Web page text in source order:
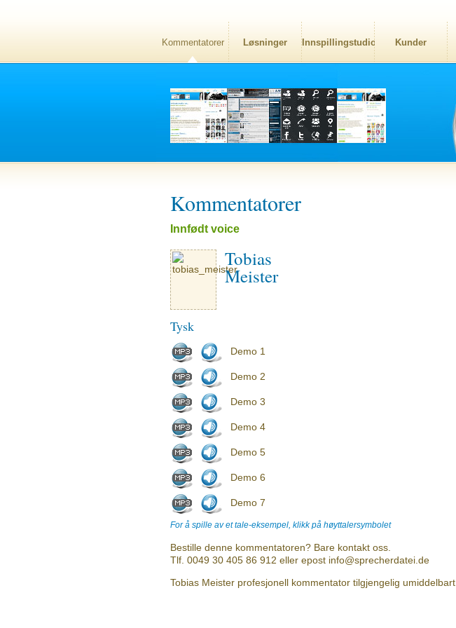
Kommentatorer Løsninger Innspillingstudio Kunder
Kommentatorer
Innfødt voice
Tobias
Meister
Tysk
Demo 1
Demo 2
Demo 3
Demo 4
Demo 5
Demo 6
Demo 7
For å spille av et tale-eksempel, klikk på høyttalersymbolet
Bestille denne kommentatoren? Bare kontakt oss.
Tlf. 0049 30 405 86 912 eller epost info@sprecherdatei.de
Tobias Meister profesjonell kommentator tilgjengelig umiddelbart.